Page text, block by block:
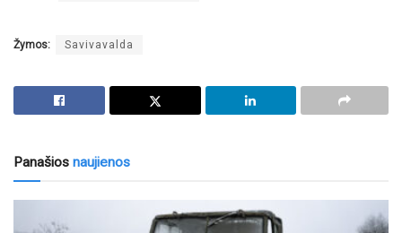
Žymos: Savivavalda
Panašios naujienos